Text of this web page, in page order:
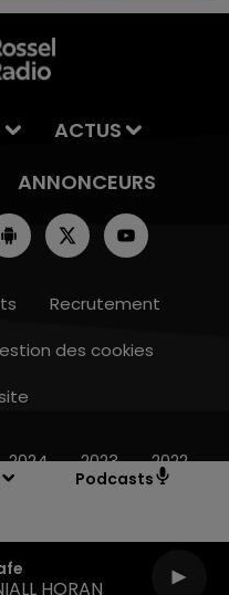
Podcasts
HORAN
ACTUS
ANNONCEURS
Recrutement
des cookies
2024 2023 2022